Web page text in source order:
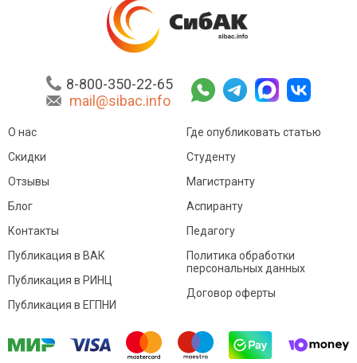
8-800-350-22-65
mail@sibac.info
О нас
Скидки
Отзывы
Блог
Контакты
Где опубликовать статью
Студенту
Магистранту
Аспиранту
Педагогу
Публикация в ВАК
Публикация в РИНЦ
Публикация в ЕГПНИ
Политика обработки
персональных данных
Договор оферты